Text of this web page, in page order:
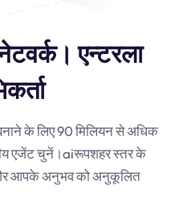
एन्टरला
के लिए 90 मिलियन से अधिक
एजेंट चुनें।aiरूपशहर स्तर के
आपके अनुभव को अनुकूलित